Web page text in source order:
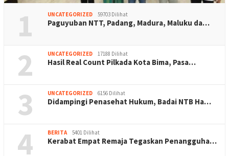
1 UNCATEGORIZED 59703 Dilihat
Paguyuban NTT, Padang, Madura, Maluku da…
2 UNCATEGORIZED 17188 Dilihat
Hasil Real Count Pilkada Kota Bima, Pasa…
3 UNCATEGORIZED 6156 Dilihat
Didampingi Penasehat Hukum, Badai NTB Ha…
4 BERITA 5401 Dilihat
Kerabat Empat Remaja Tegaskan Penangguha…